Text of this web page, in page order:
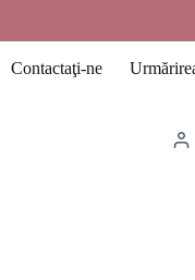
Contactaţi-ne